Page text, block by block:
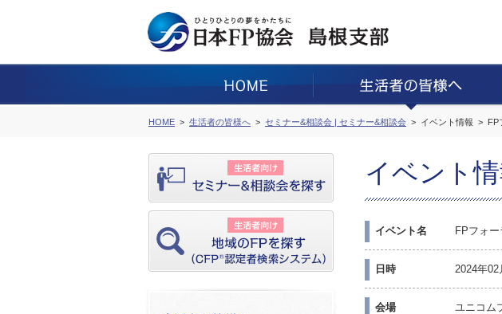
HOME 生活者の皆様へ セミナー&相談会 | セミナー&相談会 イベント情報 FP
イベント
イベント名 FPフォ
日時 2024年02
会場
ユニコム